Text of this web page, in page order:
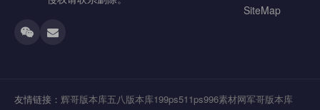
SiteMap
友情链接： 辉哥版本库五八版本库199ps511ps996素材网军哥版本库